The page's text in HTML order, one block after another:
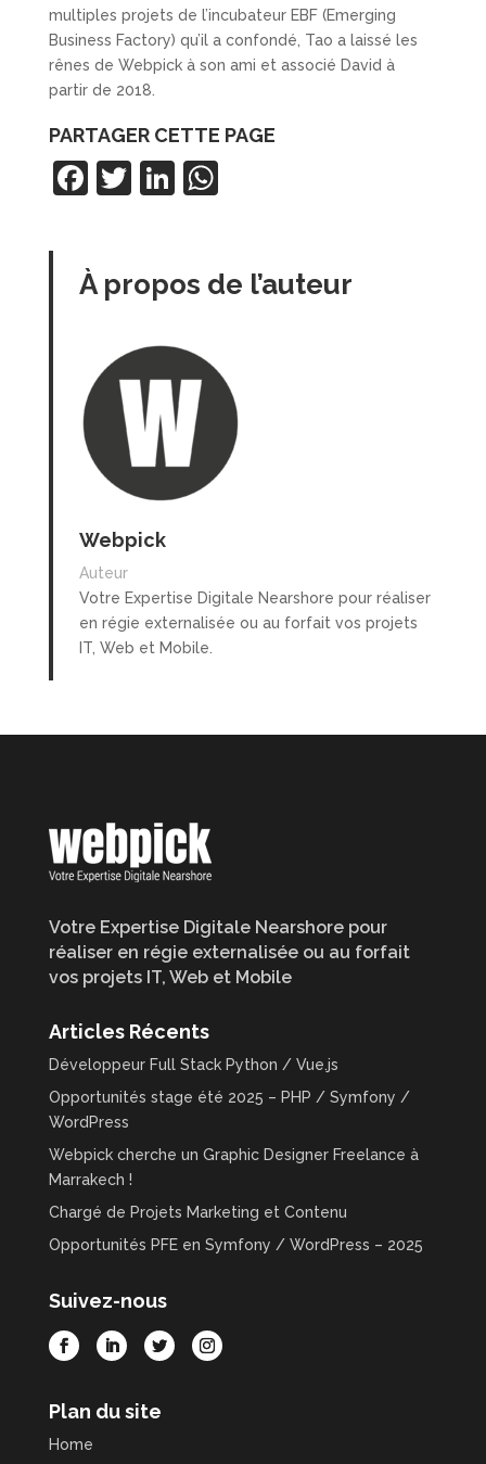
multiples projets de l’incubateur EBF (Emerging
Business Factory) qu’il a confondé, Tao a laissé les
rênes de Webpick à son ami et associé David à
partir de 2018.
PARTAGER CETTE PAGE
F
e
o
T
er
Li
e
n
W
s
p
À propos de l’auteur
Webpick
Auteur
Votre Expertise Digitale Nearshore pour réaliser
en régie externalisée ou au forfait vos projets
IT, Web et Mobile.
Votre Expertise Digitale Nearshore pour
réaliser en régie externalisée ou au forfait
vos projets IT, Web et Mobile
Articles Récents
Développeur Full Stack Python / Vue.js
Opportunités stage été 2025 – PHP / Symfony /
WordPress
Webpick cherche un Graphic Designer Freelance à
Marrakech !
Chargé de Projets Marketing et Contenu
Opportunités PFE en Symfony / WordPress – 2025
Suivez-nous
Plan du site
Home